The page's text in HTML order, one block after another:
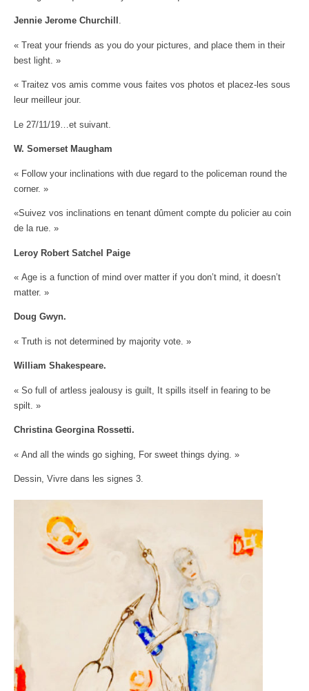
Jennie Jerome Churchill .
« Treat your friends as you do your pictures, and place them in their
best light. »
« Traitez vos amis comme vous faites vos photos et placez-les sous
leur meilleur jour.
Le 27/11/19…et suivant.
W. Somerset Maugham
« Follow your inclinations with due regard to the policeman round the
corner. »
«Suivez vos inclinations en tenant dûment compte du policier au coin
de la rue. »
Leroy Robert Satchel Paige
« Age is a function of mind over matter if you don’t mind, it doesn’t
matter. »
Doug Gwyn.
« Truth is not determined by majority vote. »
William Shakespeare.
« So full of artless jealousy is guilt, It spills itself in fearing to be
spilt. »
Christina Georgina Rossetti.
« And all the winds go sighing, For sweet things dying. »
Dessin, Vivre dans les signes 3.